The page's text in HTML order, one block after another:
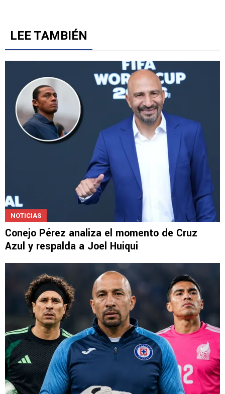
LEE TAMBIÉN
NOTICIAS
Conejo Pérez analiza el momento de Cruz
Azul y respalda a Joel Huiqui